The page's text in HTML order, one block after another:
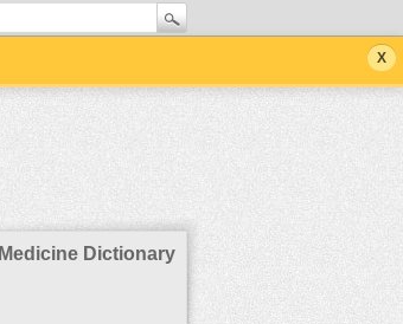
Medicine Dictionary